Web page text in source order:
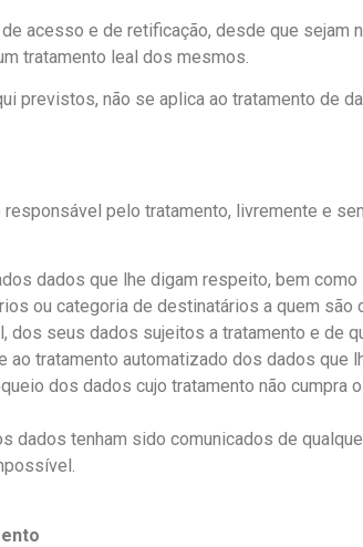
acesso e de retificação, desde que
tratamento leal dos mesmos.
previstos, não se aplica ao tratamento de
pelo tratamento, livremente e
dados que lhe digam respeito, bem
ou categoria de destinatários a quem são
dos seus dados sujeitos a tratamento e
ao tratamento automatizado dos dados que
dos dados cujo tratamento não
dados tenham sido comunicados de